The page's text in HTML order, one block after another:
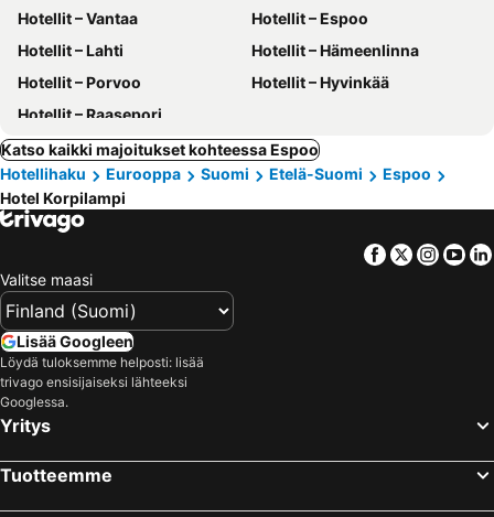
Hotellit – Vantaa
Hotellit – Espoo
Hotellit – Lahti
Hotellit – Hämeenlinna
Hotellit – Porvoo
Hotellit – Hyvinkää
Hotellit – Raasepori
Katso kaikki majoitukset kohteessa Espoo
Hotellihaku
Eurooppa Suomi Etelä-Suomi
Espoo
Hotel Korpilampi
Facebook
Twitter
Valitse maasi
Lisää Googleen
Löydä tuloksemme helposti: lisää
trivago ensisijaiseksi lähteeksi
Googlessa.
Yritys
Tuotteemme